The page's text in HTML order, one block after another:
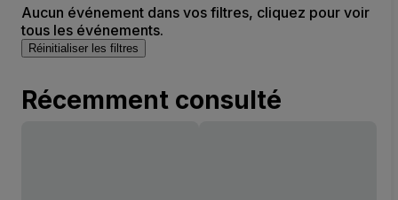
Aucun événement dans vos filtres, cliquez pour voir
tous les événements.
Réinitialiser les filtres
Récemment consulté